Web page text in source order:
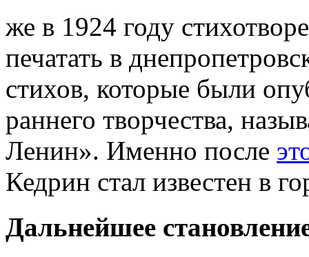
же в 1924 году
печатать в
стихов, которые были
раннего творчества,
Ленин». Именно после
Кедрин стал известен в
Дальнейшее